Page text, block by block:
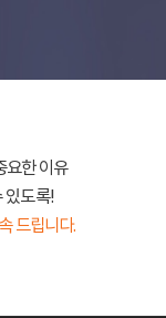
요한 이유
있도록!
드립니다.